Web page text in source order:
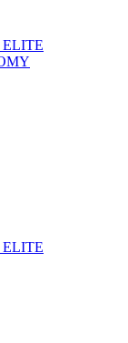
ELITE
ELITE